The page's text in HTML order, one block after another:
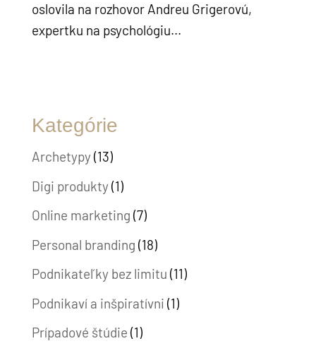
oslovila na rozhovor Andreu Grigerovú,
expertku na psychológiu...
Kategórie
Archetypy(13)
Digi produkty(1)
Online marketing (7)
Personal branding (18)
Podnikateľky bez limitu (11)
Podnikaví a inšpiratívni (1)
Prípadové štúdie (1)